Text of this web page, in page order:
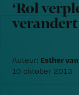
‘Rol
Auteur: Esther
10 oktober 2013